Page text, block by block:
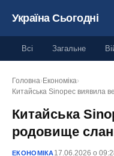
Україна Сьогодні
Всі Загальне
Головна› Економіка›
Китайська Sinopec виявила
Китайська
родовище
ЕКОНОМІКА17.06.2026 о